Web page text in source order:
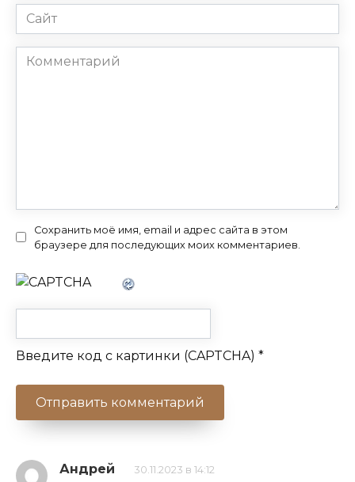
Сайт
Комментарий
Сохранить моё имя, email и адрес сайта в этом
браузере для последующих моих комментариев.
Введите код с картинки (CAPTCHA) *
Андрей 30.11.2023 в 14:12